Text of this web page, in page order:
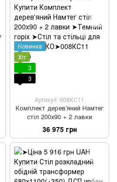
Новинка
Хіт
3
3
Артикул: 008КС11
Комплект дерев'яний Намтег
стіл 200х90 + 2 лавки
36 975 грн